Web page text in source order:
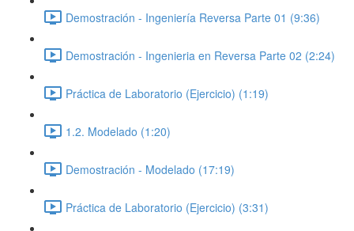
Demostración - Ingeniería Reversa Parte 01 (9:36)
Demostración - Ingenieria en Reversa Parte 02 (2:24)
Práctica de Laboratorio (Ejercicio) (1:19)
1.2. Modelado (1:20)
Demostración - Modelado (17:19)
Práctica de Laboratorio (Ejercicio) (3:31)